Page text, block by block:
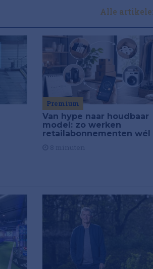
Alle
Premium
Van hype naar houdbaar
model: zo werken
retailabonnementen wél